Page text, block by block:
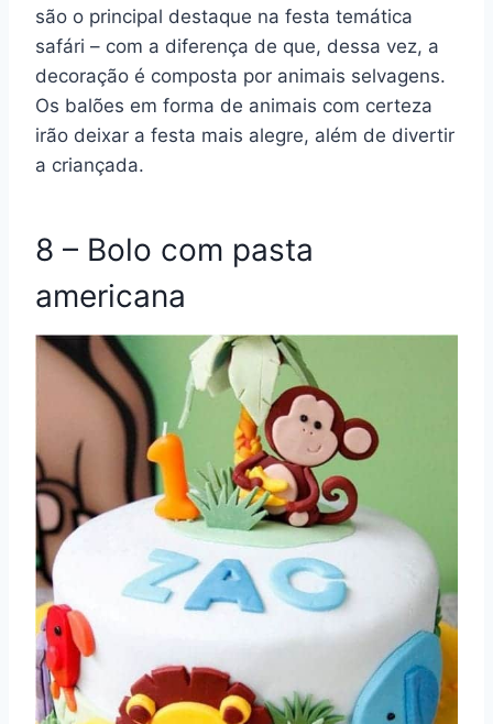
são o principal destaque na festa temática
safári – com a diferença de que, dessa vez, a
decoração é composta por animais selvagens.
Os balões em forma de animais com certeza
irão deixar a festa mais alegre, além de divertir
a criançada.
8 – Bolo com pasta
americana